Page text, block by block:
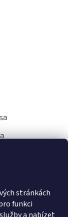
stránkách
funkci